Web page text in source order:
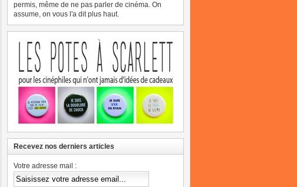
permis, même de ne pas parler de cinéma. On
assume, on vous l'a dit plus haut.
Recevez nos derniers articles
Votre adresse mail :